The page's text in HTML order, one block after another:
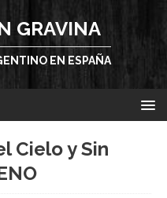
GRAVINA
EN ESPAÑA
Cielo y Sin